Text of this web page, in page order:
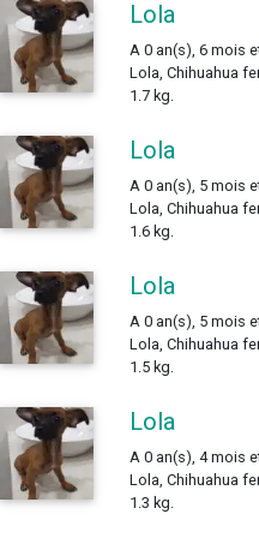
Lola
A 0 an(s), 6 mois
Lola, Chihuahua
1.7 kg.
Lola
A 0 an(s), 5 mois
Lola, Chihuahua
1.6 kg.
Lola
A 0 an(s), 5 mois
Lola, Chihuahua
1.5 kg.
Lola
A 0 an(s), 4 mois
Lola, Chihuahua
1.3 kg.